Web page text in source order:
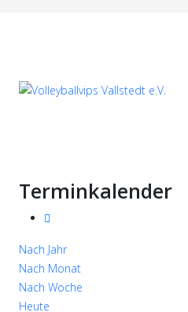
Terminkalender
Nach Jahr
Nach Monat
Nach Woche
Heute